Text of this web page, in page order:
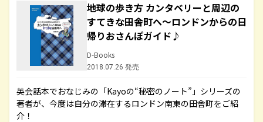
地球の歩き方 カンタベリーと周辺の
すてきな田舎町へ～ロンドンからの日
帰りおさんぽガイド♪
D-Books
2018.07.26 発売
英会話本でおなじみの「Kayoの“秘密のノート”」シリーズの
著者が、今度は自分の滞在するロンドン南東の田舎町をご紹
介！